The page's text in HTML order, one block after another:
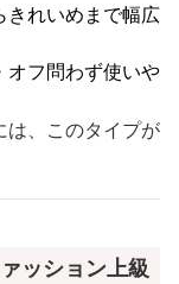
きれいめまで幅広
オフ問わず使いや
は、このタイプが
ッション上級